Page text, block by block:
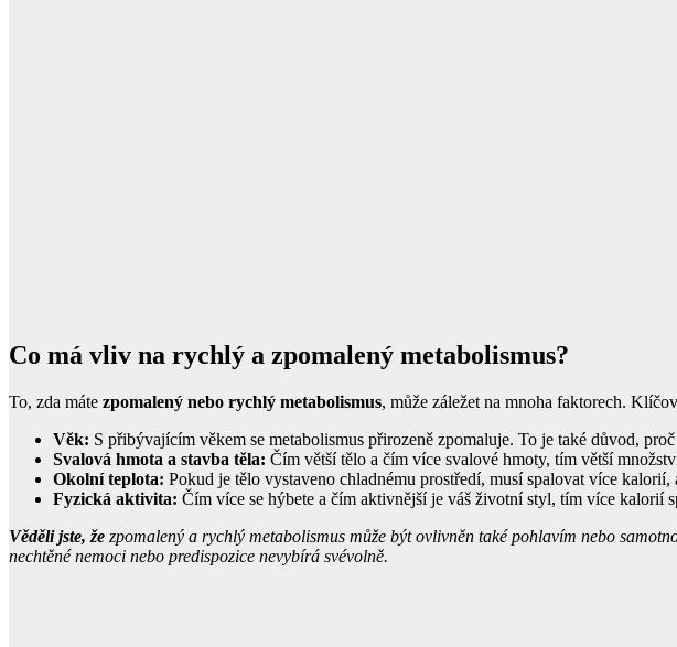
Co má vliv na rychlý a zpomalený metabolismus?
To, zda máte zpomalený nebo rychlý metabolismus, může záležet na mnoha faktorech.
Věk: S přibývajícím věkem se metabolismus přirozeně zpomaluje. To je také důvod,
Svalová hmota a stavba těla: Čím větší tělo a čím více svalové hmoty, tím větší
Okolní teplota: Pokud je tělo vystaveno chladnému prostředí, musí spalovat více
Fyzická aktivita: Čím více se hýbete a čím aktivnější je váš životní styl, tím více kalorií
Věděli jste, že zpomalený a rychlý metabolismus může být ovlivněn také pohlavím nebo
nechtěné nemoci nebo predispozice nevybírá svévolně.